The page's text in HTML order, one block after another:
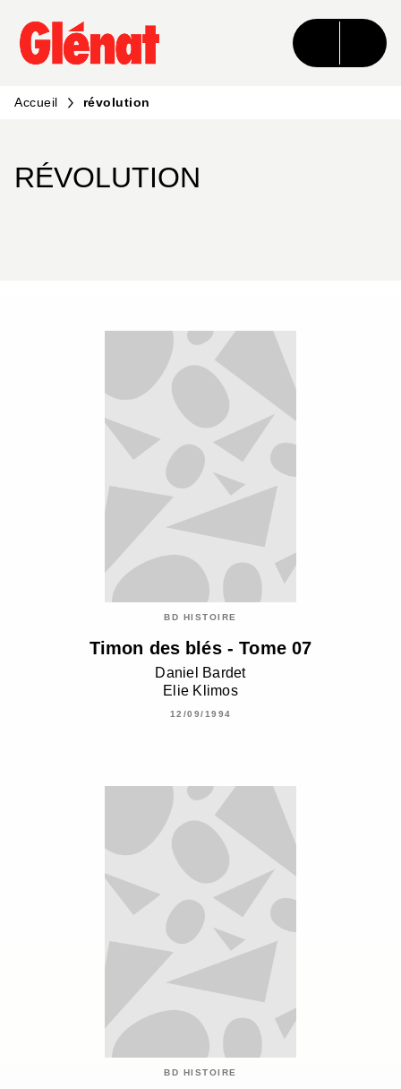
MENU RECHERCHE CONTENU
PIED DE PAGE
Accueil révolution
RÉVOLUTION
BD HISTOIRE
Timon des blés - Tome 07
Daniel Bardet
Elie Klimos
12/09/1994
BD HISTOIRE